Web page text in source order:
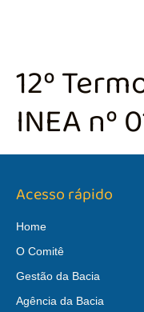
12º
INEA nº
Acesso rápido
Home
O Comitê
Gestão da Bacia
Agência da Bacia